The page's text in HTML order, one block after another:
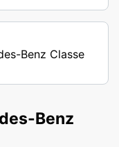
Benz Classe
Benz